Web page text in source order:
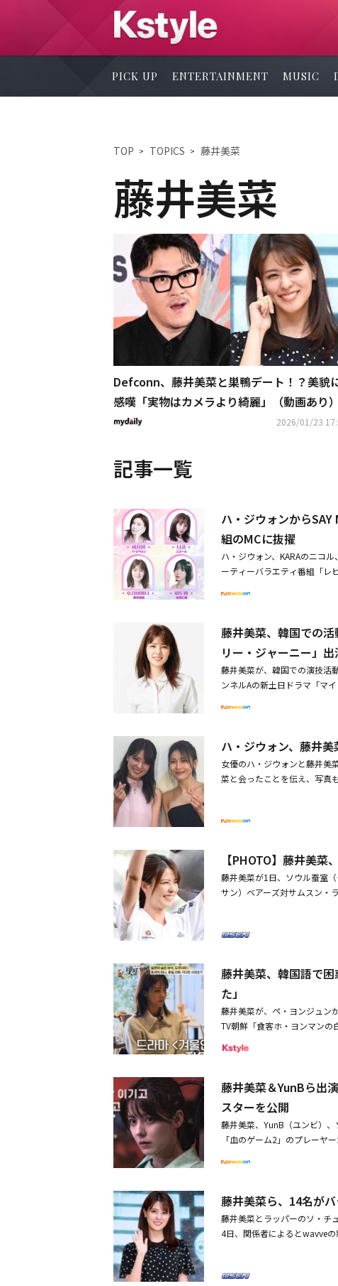
PICK UP ENTERTAINMENT MUSIC
TOP TOPICS 藤井美菜
藤井美菜
Defconn、藤井美菜と巣鴨デート！？美貌
感嘆「実物はカメラより綺麗」（動画あり）
2026/01/23
記事一覧
ハ・ジウォンから
組のMCに抜擢
ハ・ジウォン、KARAのニコ
ーティーバラエティ番組「レ
るグローバルMCが集結した
意見で視聴者の疑問を解決す
では、MC4人のスタイリッ
きる。第1話では、世界的に
爽やかでファッショナブルが
ションショーの現場を彷彿と
トに、早くも期待が集まって
するための健康ルーティンを
を、ハ・ジウォンは乾燥した
しい姿を見せる。女優のハ・
の製品誕生のビハインドまで
ー哲学が、「レビューit！
的な美しさと真の人生の良
かつ自然な美しさに視聴者の
コルは、「レビューit！」で
イテムを使ったルーティンも
愛される女優の藤井美菜は
ン・キホーテのおすすめアイ
まで、彼女が探して見つけた
SNSで話題のアイテムから
題のダイエットゼリーから日
歯磨き粉などを直接レビュー
んなでバッチリ！「Kstyle
藤井美菜、韓国での
リー・ジャーニー」出
藤井美菜が、韓国での演技活
ンネルAの新土日ドラマ「マ
行リポーターが、依頼され
韓で大きな話題を呼んだ。劇
ン）が日本の函館旅行中に偶
重要な変化を与える人物で、
本での活動に集中していた藤
がスタートする。・コン・
リー・ジャーニー」新たな予
ちの親交に注目
ハ・ジウォン、藤井
女優のハ・ジウォンと藤井美
菜と会ったことを伝え、写真
に、果てしない欲望を持つ夫
での記念ショットも大阪旅
力をアピール
【PHOTO】藤井美
藤井美菜が1日、ソウル蚕室
サン）ベアーズ対サムスン・
藤井美菜、韓国語で
た」
藤井美菜が、ペ・ヨンジュン
TV朝鮮「食客ホ・ヨンマンの
た」と明かした。ホ・ヨンマ
井美菜は「徳島でしか食べら
に乗り、鳴門海峡を見た。
にしてくださいね」と話した
タリアは遠いから時間がかか
ホ・ヨンマンは「こんなに
か考えない」と話し、食堂に
ている外国の方かと思った」
と明かした。藤井美菜は韓国
ペ・ヨンジュンにはまった。
葉が難しい」と話し、笑いを
藤井美菜＆YunBら出
スターを公開
藤井美菜、YunB（ユンビ）
「血のゲーム2」のプレーヤ
のキャラクターポスターを
把握する姿は、彼女が決して
てる？」という殺伐とした質
ル「生存男女」の優勝者らし
本能を燃やす。特に「戦うの
藤井美菜ら、14名が
藤井美菜とラッパーのソ・チ
4日、関係者によるとwavve
う？」「強心臓」など、多数